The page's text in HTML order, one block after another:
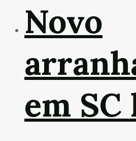
Novo
em SC